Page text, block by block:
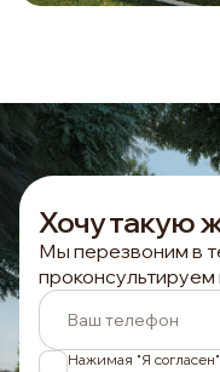
Хочу такую
Мы перезвоним в
проконсультируем
Ваш телефон
Нажимая "Я